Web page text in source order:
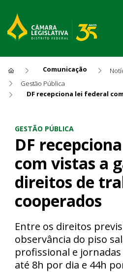
Comunicação
Gestão Pública
GESTÃO PÚBLICA
DF
com vistas a
direitos de
cooperados
Entre os direitos
observância do piso
profissional e
até 8h por dia e 44h